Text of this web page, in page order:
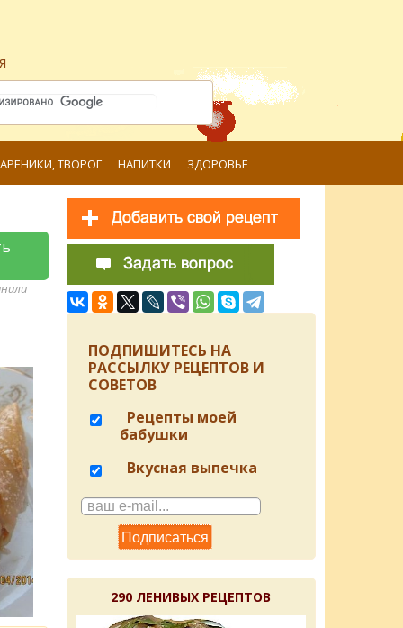
ТВОРОГ НАПИТКИ ЗДОРОВЬЕ
ПОДПИШИТЕСЬ НА
РАССЫЛКУ РЕЦЕПТОВ И
СОВЕТОВ
Рецепты моей
бабушки
Вкусная выпечка
290 ЛЕНИВЫХ РЕЦЕПТОВ